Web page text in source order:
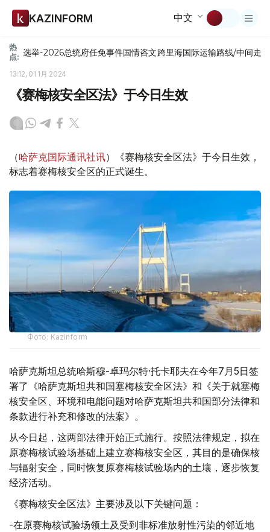
KAZINFORM 中文
热
点: 选举-2026总统府任免事件国情咨文跨里海国际运输路线/中间走廊
13:12, 01 1月 2024
《赛梅核安全区法》于今日生效
（哈萨克国际通讯社讯）《赛梅核安全区法》于今日生效，
标志着赛梅核安全区的正式诞生。
Фото: Kazinform
哈萨克斯坦总统哈斯穆-卓玛尔特·托卡耶夫在今年7月5日签
署了《哈萨克斯坦共和国塞梅核安全区法》和《关于就塞梅
核安全区、环境和电能问题对哈萨克斯坦共和国部分法律和
条款进行补充和修改的法案》。
从今日起，这两部法律开始正式施行。按照法律规定，拟在
原赛梅核试验场基础上建立赛梅核安全区，其目的是确保核
与辐射安全，同时恢复原赛梅核试验场内的土壤，逐步恢复
经济活动。
《赛梅核安全区法》主要涉及以下关键问题：
-在原赛梅核试验场领土及受到非标准放射性污染的邻近地